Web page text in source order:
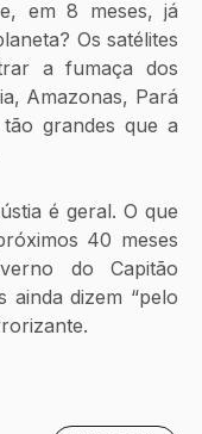
em 8 meses, já
Os satélites
a fumaça dos
Amazonas, Pará
grandes que a
é geral. O que
40 meses
do Capitão
ainda dizem “pelo